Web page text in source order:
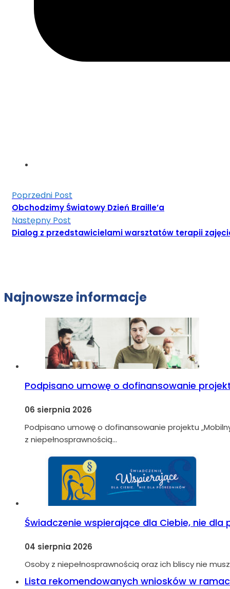
Poprzedni Post
Obchodzimy Światowy Dzień Braille’a
Następny Post
Dialog z przedstawicielami warsztatów terapii
Najnowsze informacje
Podpisano umowę o dofinansowanie
06 sierpnia 2026
Podpisano umowę o dofinansowanie projektu
z niepełnosprawnością…
Świadczenie wspierające dla Ciebie, nie dla
04 sierpnia 2026
Osoby z niepełnosprawnością oraz ich bliscy nie
Lista rekomendowanych wniosków w